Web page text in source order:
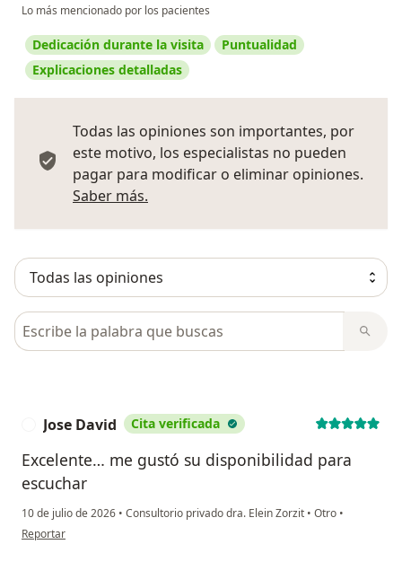
Lo más mencionado por los pacientes
Dedicación durante la visita
Puntualidad
Explicaciones detalladas
Todas las opiniones son importantes, por
este motivo, los especialistas no pueden
pagar para modificar o eliminar opiniones.
Saber más.
Busca en opiniones
Jose David Cita verificada
Excelente… me gustó su disponibilidad para
escuchar
10 de julio de 2026 • Consultorio privado dra. Elein Zorzit • Otro •
en opinión del usuario Jose David
Reportar